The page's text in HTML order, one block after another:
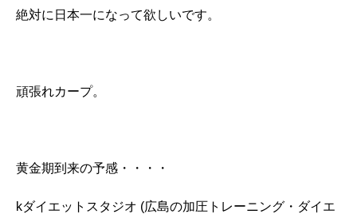
絶対に日本一になって欲しいです。
頑張れカープ。
黄金期到来の予感・・・・
kダイエットスタジオ (広島の加圧トレーニング・ダイエ